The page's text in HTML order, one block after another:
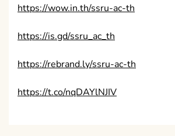
https://wow.in.th/ssru-ac-th
https://is.gd/ssru_ac_th
https://rebrand.ly/ssru-ac-th
https://t.co/nqDAYlNJIV